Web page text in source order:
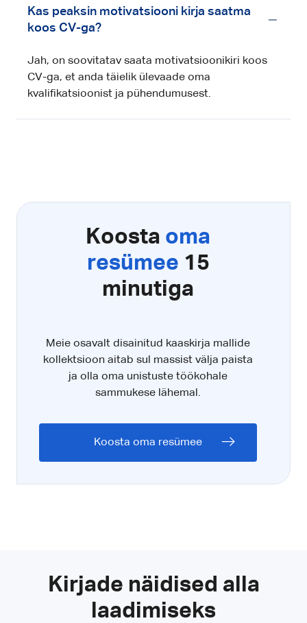
Kas peaksin motivatsiooni kirja saatma
koos CV-ga?
Jah, on soovitatav saata motivatsioonikiri koos
CV-ga, et anda täielik ülevaade oma
kvalifikatsioonist ja pühendumusest.
Koosta oma
resümee 15
minutiga
Meie osavalt disainitud kaaskirja mallide
kollektsioon aitab sul massist välja paista
ja olla oma unistuste töökohale
sammukese lähemal.
Koosta oma resümee
Kirjade näidised alla
laadimiseks